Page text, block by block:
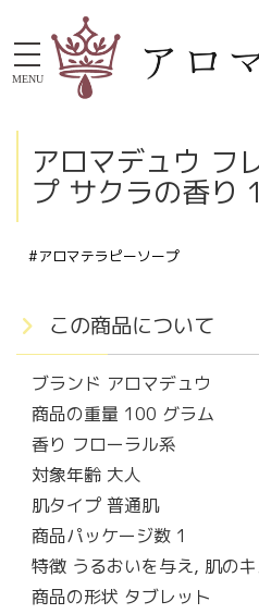
MENU
アロマデュウ フ
プ サクラの香り
#アロマテラピーソープ
この商品について
ブランド アロマデュウ
商品の重量 100 グラム
香り フローラル系
対象年齢 大人
肌タイプ 普通肌
商品パッケージ数 1
特徴 うるおいを与え, 肌の
商品の形状 タブレット